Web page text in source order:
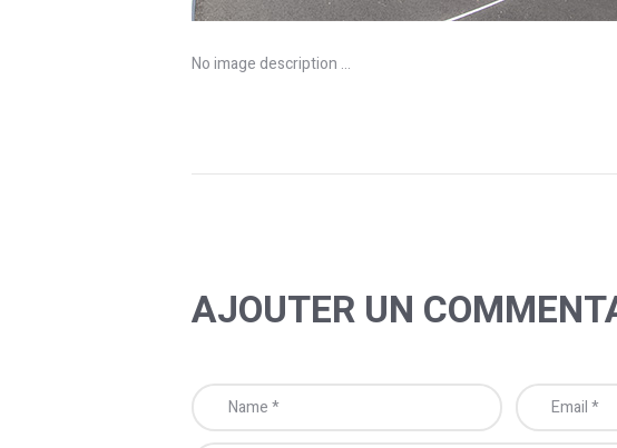
No image description ...
AJOUTER UN